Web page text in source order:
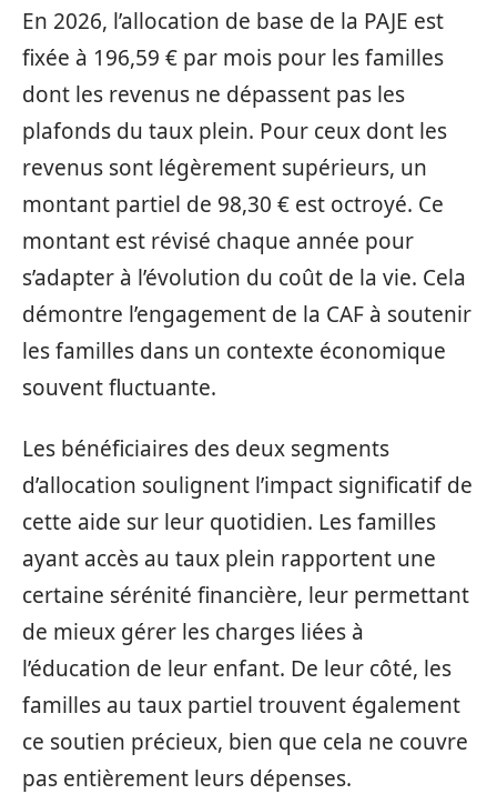
En 2026, l’allocation de base de la PAJE est
fixée à 196,59 € par mois pour les familles
dont les revenus ne dépassent pas les
plafonds du taux plein. Pour ceux dont les
revenus sont légèrement supérieurs, un
montant partiel de 98,30 € est octroyé. Ce
montant est révisé chaque année pour
s’adapter à l’évolution du coût de la vie. Cela
démontre l’engagement de la CAF à soutenir
les familles dans un contexte économique
souvent fluctuante.
Les bénéficiaires des deux segments
d’allocation soulignent l’impact significatif de
cette aide sur leur quotidien. Les familles
ayant accès au taux plein rapportent une
certaine sérénité financière, leur permettant
de mieux gérer les charges liées à
l’éducation de leur enfant. De leur côté, les
familles au taux partiel trouvent également
ce soutien précieux, bien que cela ne couvre
pas entièrement leurs dépenses.